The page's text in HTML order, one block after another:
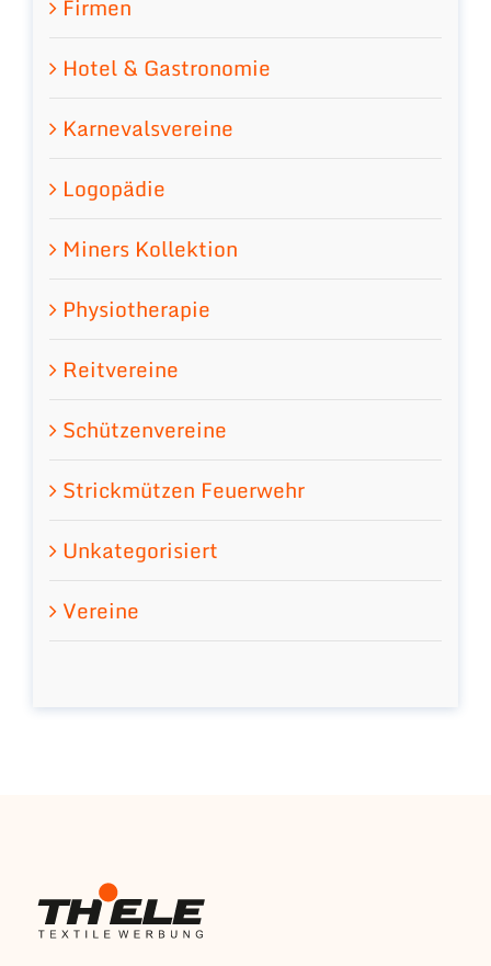
Firmen
Hotel & Gastronomie
Karnevalsvereine
Logopädie
Miners Kollektion
Physiotherapie
Reitvereine
Schützenvereine
Strickmützen Feuerwehr
Unkategorisiert
Vereine